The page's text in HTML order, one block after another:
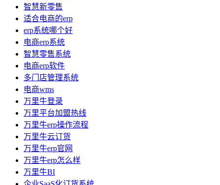
智慧新零售
适合电商的erp
erp系统哪个好
电商erp系统
智慧零售系统
电商erp软件
多门店管理系统
电商wms
万里牛登录
万里平台加盟热线
万里牛erp操作流程
万里牛云订货
万里牛erp官网
万里牛erp怎么样
万里牛BI